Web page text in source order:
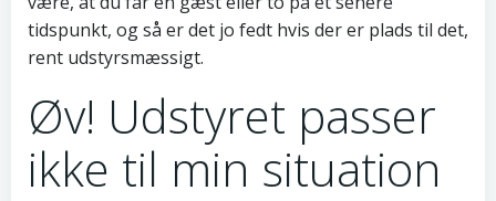
tidspunkt, og så er det jo fedt hvis der er plads til det,
rent udstyrsmæssigt.
Øv! Udstyret passer
ikke til min situation